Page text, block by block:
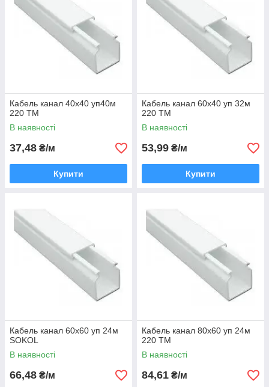
Кабель канал 40х40 уп40м
220 ТМ
В наявності
37,48 ₴/м
Купити
Кабель канал 60х40 уп 32м
220 ТМ
В наявності
53,99 ₴/м
Купити
Кабель канал 60х60 уп 24м
SOKOL
В наявності
66,48 ₴/м
Кабель канал 80х60 уп 24м
220 ТМ
В наявності
84,61 ₴/м